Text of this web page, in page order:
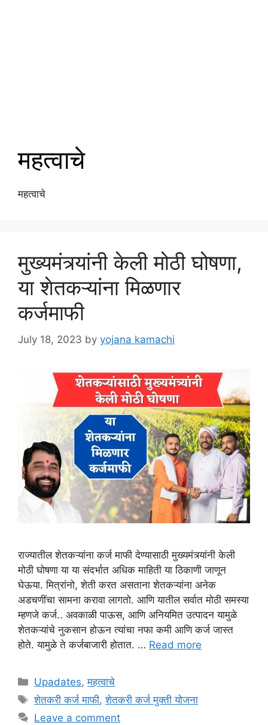
महत्वाचे
महत्वाचे
मुख्यमंत्र्यांनी केली मोठी घोषणा,
या शेतकऱ्यांना मिळणार
कर्जमाफी
July 18, 2023 by yojana kamachi
राज्यातील शेतकऱ्यांना कर्ज माफी देण्यासाठी मुख्यमंत्र्यांनी केली
मोठी घोषणा या या संदर्भात अधिक माहिती या ठिकाणी जाणून
घेऊया. मित्रांनो, शेती करत असताना शेतकऱ्यांना अनेक
अडचणींचा सामना करावा लागतो. आणि यातील सर्वात मोठी समस्या
म्हणजे कर्ज.. अवकाळी पाऊस, आणि अनियमित उत्पादन यामुळे
शेतकऱ्यांचे नुकसान होऊन त्यांचा नफा कमी आणि कर्ज जास्त
होते. यामुळे ते कर्जबाजारी होतात. … Read more
Categories
Upadates,महत्वाचे
Tags
शेतकरी कर्ज माफी,शेतकरी कर्ज मुक्ती योजना
Leave a comment